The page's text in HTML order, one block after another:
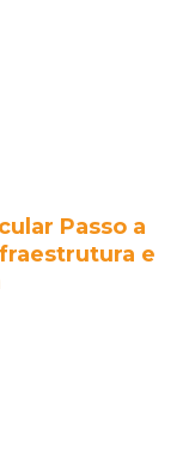
Passo a
e